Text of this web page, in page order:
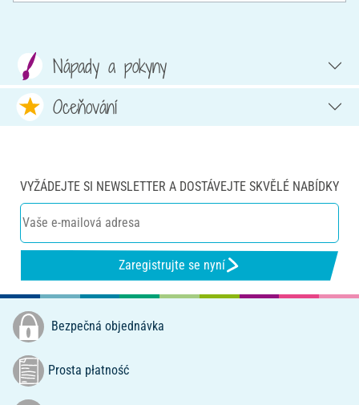
Nápady a pokyny
Oceňování
VYŽÁDEJTE SI NEWSLETTER A DOSTÁVEJTE SKVĚLÉ NABÍDKY
Zaregistrujte se nyní
Bezpečná objednávka
Prosta płatność